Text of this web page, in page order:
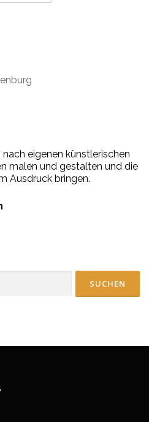
nach eigenen künstlerischen
malen und gestalten und die
Ausdruck bringen.